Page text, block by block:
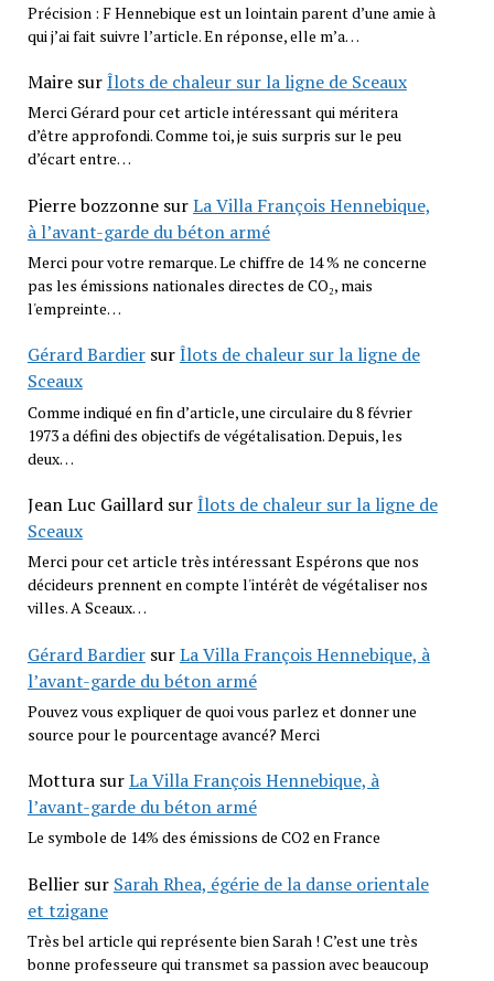
Précision : F Hennebique est un lointain parent d’une amie à
qui j’ai fait suivre l’article. En réponse, elle m’a…
MairesurÎlots de chaleur sur la ligne de Sceaux
Merci Gérard pour cet article intéressant qui méritera
d’être approfondi. Comme toi, je suis surpris sur le peu
d’écart entre…
Pierre bozzonnesurLa Villa François Hennebique,
à l’avant-garde du béton armé
Merci pour votre remarque. Le chiffre de 14 % ne concerne
pas les émissions nationales directes de CO₂, mais
l'empreinte…
Gérard BardiersurÎlots de chaleur sur la ligne de
Sceaux
Comme indiqué en fin d’article, une circulaire du 8 février
1973 a défini des objectifs de végétalisation. Depuis, les
deux…
Jean Luc GaillardsurÎlots de chaleur sur la ligne de
Sceaux
Merci pour cet article très intéressant Espérons que nos
décideurs prennent en compte l'intérêt de végétaliser nos
villes. A Sceaux…
Gérard BardiersurLa Villa François Hennebique, à
l’avant-garde du béton armé
Pouvez vous expliquer de quoi vous parlez et donner une
source pour le pourcentage avancé? Merci
MotturasurLa Villa François Hennebique, à
l’avant-garde du béton armé
Le symbole de 14% des émissions de CO2 en France
Belliersur Sarah Rhea, égérie de la danse orientale
et tzigane
Très bel article qui représente bien Sarah ! C’est une très
bonne professeure qui transmet sa passion avec beaucoup